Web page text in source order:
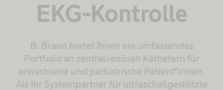
EKG-Kontrolle
B. Braun bietet Ihnen ein umfassendes
Portfolio an zentralvenösen Kathetern für
erwachsene und pädiatrische Patient*innen.
Als Ihr Systempartner für ultraschallgestützte